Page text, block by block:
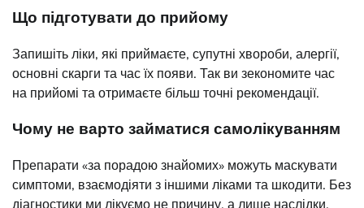
Що підготувати до прийому
Запишіть ліки, які приймаєте, супутні хвороби, алергії,
основні скарги та час їх появи. Так ви зекономите час
на прийомі та отримаєте більш точні рекомендації.
Чому не варто займатися самолікуванням
Препарати «за порадою знайомих» можуть маскувати
симптоми, взаємодіяти з іншими ліками та шкодити. Без
діагностики ми лікуємо не причину, а лише наслідки.